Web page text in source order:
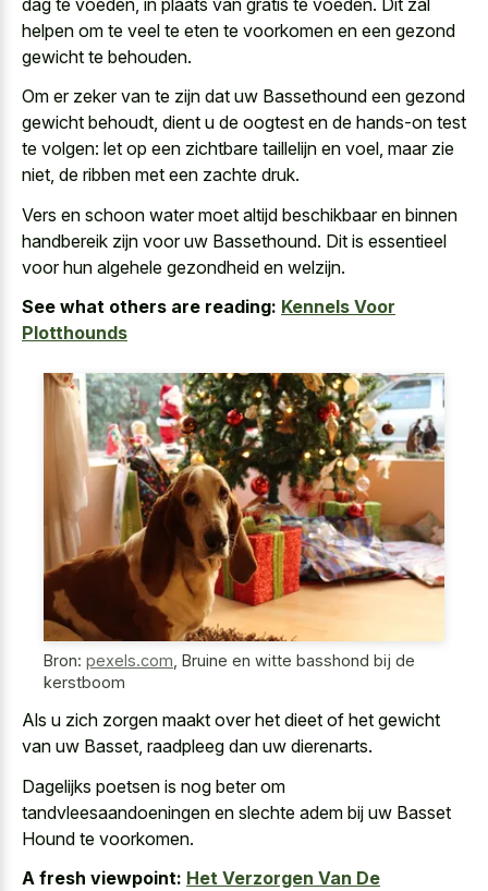
helpen om te veel te eten te voorkomen en een gezond
gewicht te behouden.
Om er zeker van te zijn dat uw Bassethound een gezond
gewicht behoudt, dient u de oogtest en de hands-on test
te volgen: let op een zichtbare taillelijn en voel, maar zie
niet, de ribben met een zachte druk.
Vers en schoon water moet altijd beschikbaar en binnen
handbereik zijn voor uw Bassethound. Dit is essentieel
voor hun algehele gezondheid en welzijn.
See what others are reading: Kennels Voor
Plotthounds
Bron: pexels.com Bruine en witte basshond bij de
kerstboom
Als u zich zorgen maakt over het dieet of het gewicht
van uw Basset, raadpleeg dan uw dierenarts.
Dagelijks poetsen is nog beter om
tandvleesaandoeningen en slechte adem bij uw Basset
Hound te voorkomen.
A fresh viewpoint: Het Verzorgen Van De